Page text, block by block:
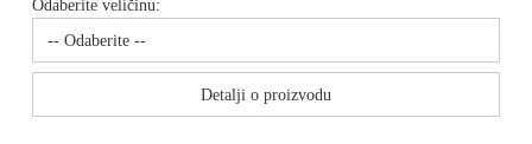
Odaberite veličinu:
Detalji o proizvodu